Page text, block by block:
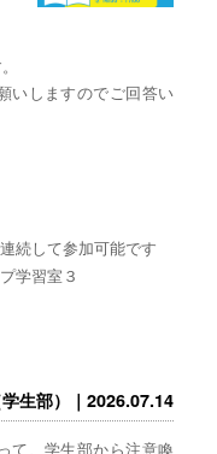
いしますのでご回答い
続して参加可能です
学習室３
生部）｜2026.07.14
て、学生部から注意喚